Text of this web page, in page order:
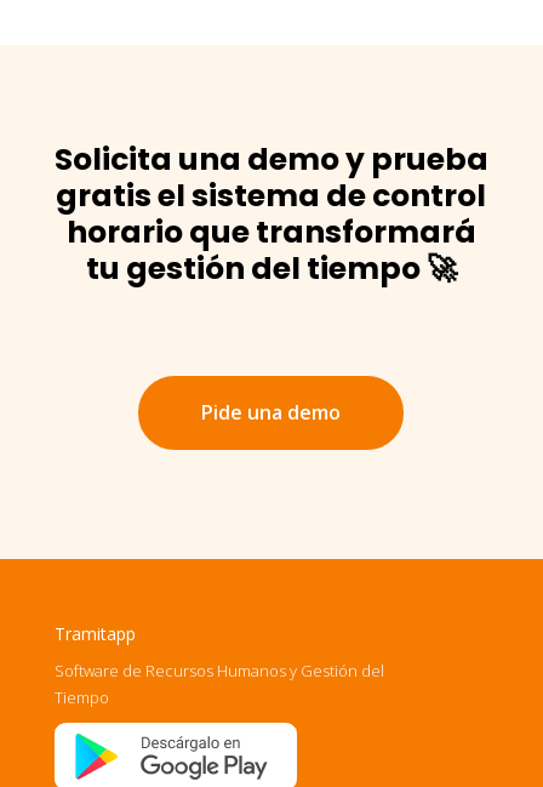
Solicita una demo y prueba
gratis el sistema de control
horario que transformará
tu gestión del tiempo 🚀
Pide una demo
Tramitapp
Software de Recursos Humanos y Gestión del
Tiempo